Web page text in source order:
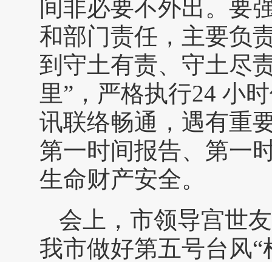
间非必要不外出。要
和部门责任，主要负
到守土有责、守土尽
里”，严格执行24 小
讯联络畅通，遇有重
第一时间报告、第一
生命财产安全。
会上，市领导宫世
我市做好第五号台风